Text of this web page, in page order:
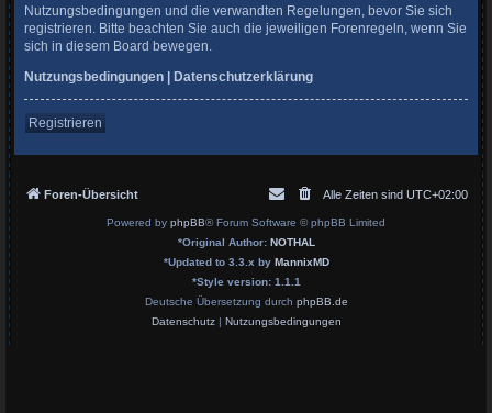
Nutzungsbedingungen und die verwandten Regelungen, bevor Sie sich
registrieren. Bitte beachten Sie auch die jeweiligen Forenregeln, wenn Sie
sich in diesem Board bewegen.
Nutzungsbedingungen | Datenschutzerklärung
Registrieren
Foren-Übersicht Alle Zeiten sind UTC+02:00
Powered by phpBB® Forum Software © phpBB Limited
*Original Author: NOTHAL
*Updated to 3.3.x by MannixMD
*Style version: 1.1.1
Deutsche Übersetzung durch phpBB.de
Datenschutz| Nutzungsbedingungen